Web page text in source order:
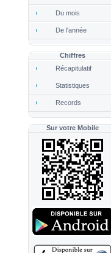
Du mois
De l'année
Chiffres
Récapitulatif
Statistiques
Records
Sur votre Mobile